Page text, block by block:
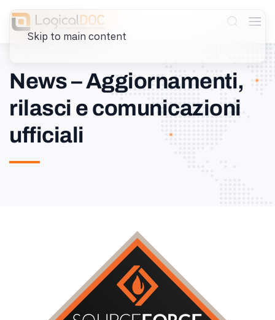
Skip to main content
News – Aggiornamenti,
rilasci e comunicazioni
ufficiali